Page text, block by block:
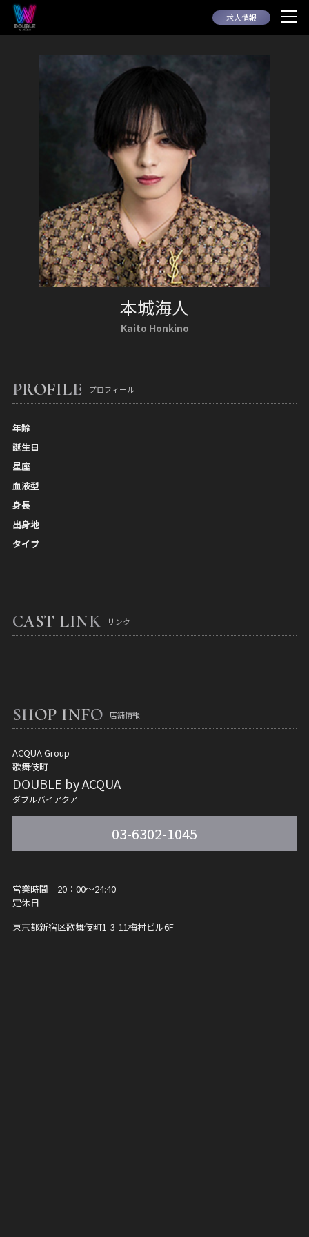
求人情報
本城海人
Kaito Honkino
PROFILE プロフィール
年齢
誕生日
星座
血液型
身長
出身地
タイプ
CAST LINK リンク
SHOP INFO 店舗情報
ACQUA Group
歌舞伎町
DOUBLE by ACQUA
ダブルバイアクア
03-6302-1045
営業時間 20：00～24:40
定休日
東京都新宿区歌舞伎町1-3-11梅村ビル6F